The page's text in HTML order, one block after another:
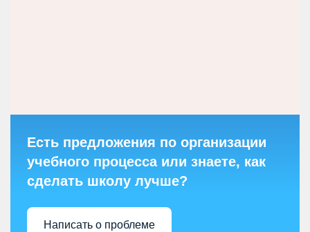
Есть предложения по организации
учебного процесса или знаете, как
сделать школу лучше?
Написать о проблеме